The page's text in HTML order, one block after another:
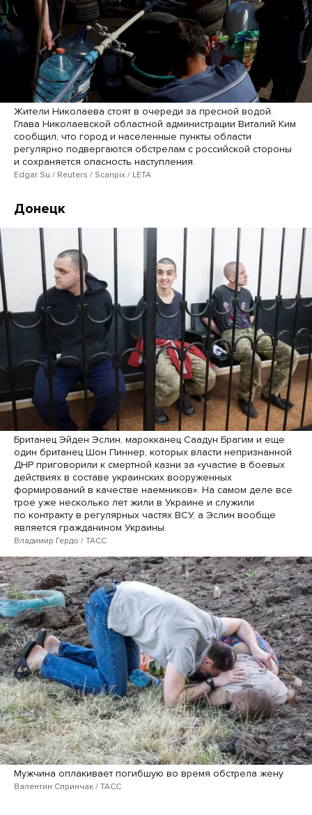
Жители Николаева стоят в очереди за пресной водой.
Глава Николаевской областной администрации Виталий Ким
сообщил, что город и населенные пункты области
регулярно подвергаются обстрелам с российской стороны
и сохраняется опасность наступления.
Edgar Su / Reuters / Scanpix / LETA
Донецк
Британец Эйден Эслин, марокканец Саадун Брагим и еще
один британец Шон Пиннер, которых власти непризнанной
ДНР приговорили к смертной казни за «участие в боевых
действиях в составе украинских вооруженных
формирований в качестве наемников». На самом деле все
трое уже несколько лет жили в Украине и служили
по контракту в регулярных частях ВСУ, а Эслин вообще
является гражданином Украины.
Владимир Гердо / ТАСС
Мужчина оплакивает погибшую во время обстрела жену
Валентин Спринчак / ТАСС